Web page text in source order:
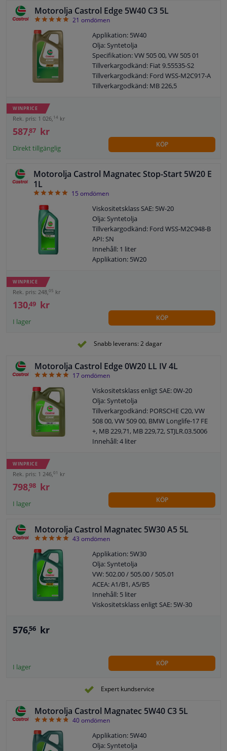
Tillverkargodkänd: Renault RN 0700
Tillverkargodkänd: Renault RN 0710
Innehåll: 1 liter
MB: 229.31 / 229.51
BMW: Long Life-04
Porsche: C30
MB -godkännande: 229.31 / 229.51
Viskositetsklass enligt SAE: 5W-30
Fatmodell: Flaska
Motorolja Castrol Edge 5W40 C3 5L
4.86
21 omdömen
Applikation: 5W40
Olja: Syntetolja
Specifikation: VW 505 00, VW 505 01
Tillverkargodkänd: Fiat 9.55535-S2
Tillverkargodkänd: Ford WSS-M2C917-A
Tillverkargodkänd: MB 226,5
Tillverkargodkänd: VW 505 00
Tillverkargodkänd: VW 505 01
Tillverkargodkänd: Porsche A40
Viskositetsklass enligt SAE: 5W-40
Fatmodell: Flaska
ACEA: C3
WINPRICE
Rek. pris: 1 026, 14 kr
587,87 kr
Direkt tillgänglig KÖP
Motorolja Castrol Magnatec Stop-Start 5W20 E
1L
4.93
15 omdömen
Viskositetsklass SAE: 5W-20
Olja: Syntetolja
Tillverkargodkänd: Ford WSS-M2C948-B
API: SN
Innehåll: 1 liter
Applikation: 5W20
WINPRICE
Rek. pris: 248, 05 kr
130,49 kr
I lager KÖP
Snabb leverans: 2 dagar
Motorolja Castrol Edge 0W20 LL IV 4L
4.88
17omdömen
Viskositetsklass enligt SAE: 0W-20
Olja: Syntetolja
Tillverkargodkänd: PORSCHE C20, VW
508 00, VW 509 00, BMW Longlife-17 FE
+, MB 229,71, MB 229,72, STJLR.03.5006
Innehåll: 4 liter
WINPRICE
Rek. pris: 1 246, 01 kr
798,98 kr
I lager KÖP
Motorolja Castrol Magnatec 5W30 A5 5L
4.91
43 omdömen
Applikation: 5W30
Olja: Syntetolja
VW: 502.00 / 505.00 / 505.01
ACEA: A1/B1, A5/B5
Innehåll: 5 liter
Viskositetsklass enligt SAE: 5W-30
576,56 kr
I lager KÖP
Expert kundservice
Motorolja Castrol Magnatec 5W40 C3 5L
4.78
40omdömen
Applikation: 5W40
Olja: Syntetolja